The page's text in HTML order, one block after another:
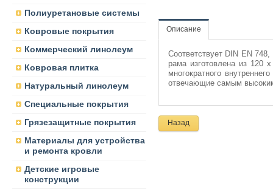
Полиуретановые системы
Ковровые покрытия
Коммерческий линолеум
Ковровая плитка
Натуральный линолеум
Специальные покрытия
Грязезащитные покрытия
Материалы для устройства
и ремонта кровли
Детские игровые
конструкции
Описание
Соответствует DIN EN
рама изготовлена ​​из 120
многократного
отвечающие самым
Назад